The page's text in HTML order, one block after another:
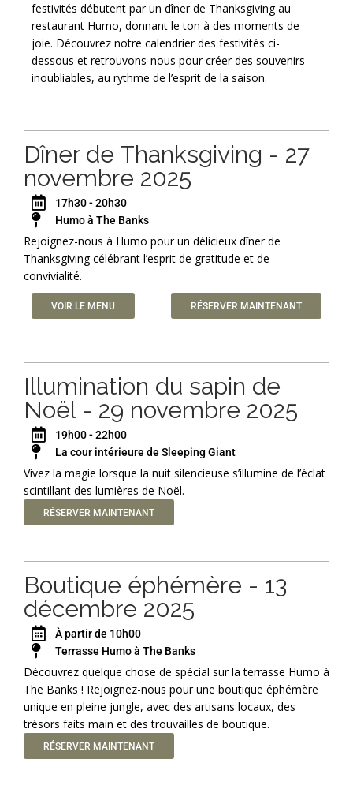
festivités débutent par un dîner de Thanksgiving au
restaurant Humo, donnant le ton à des moments de
joie. Découvrez notre calendrier des festivités ci-
dessous et retrouvons-nous pour créer des souvenirs
inoubliables, au rythme de l’esprit de la saison.
Dîner de Thanksgiving - 27
novembre 2025
17h30 - 20h30
Humo à The Banks
Rejoignez-nous à Humo pour un délicieux dîner de
Thanksgiving célébrant l’esprit de gratitude et de
convivialité.
VOIR LE MENU RÉSERVER MAINTENANT
Illumination du sapin de
Noël - 29 novembre 2025
19h00 - 22h00
La cour intérieure de Sleeping Giant
Vivez la magie lorsque la nuit silencieuse s’illumine de l’éclat
scintillant des lumières de Noël.
RÉSERVER MAINTENANT
Boutique éphémère - 13
décembre 2025
À partir de 10h00
Terrasse Humo à The Banks
Découvrez quelque chose de spécial sur la terrasse Humo à
The Banks ! Rejoignez-nous pour une boutique éphémère
unique en pleine jungle, avec des artisans locaux, des
trésors faits main et des trouvailles de boutique.
RÉSERVER MAINTENANT